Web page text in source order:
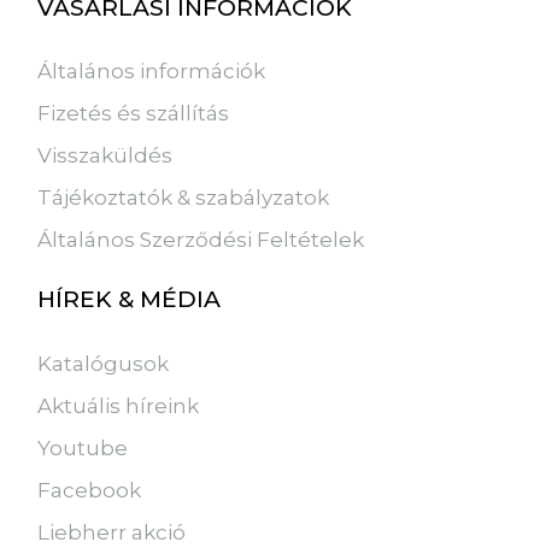
VÁSÁRLÁSI INFORMÁCIÓK
Általános információk
Fizetés és szállítás
Visszaküldés
Tájékoztatók & szabályzatok
Általános Szerződési Feltételek
HÍREK & MÉDIA
Katalógusok
Aktuális híreink
Youtube
Facebook
Liebherr akció